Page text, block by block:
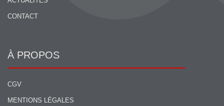
CONTACT
À PROPOS
CGV
MENTIONS LÉGALES